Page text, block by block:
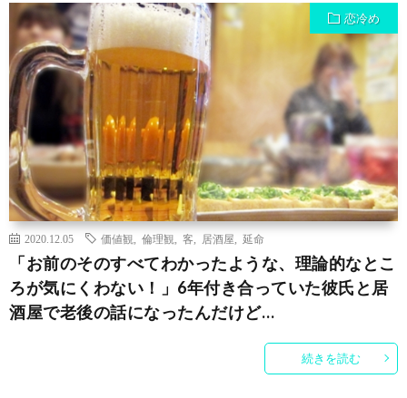
恋冷め
2020.12.05 価値観 倫理観 客 居酒屋 延命
「お前のそのすべてわかったような、理論的なとこ
ろが気にくわない！」6年付き合っていた彼氏と居
酒屋で老後の話になったんだけど…
続きを読む